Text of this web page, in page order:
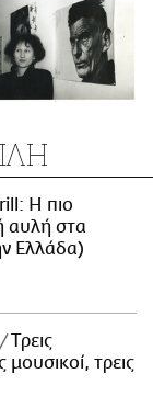
Η πιο
αυλή στα
Ελλάδα)
Tρεις
μουσικοί, τρεις